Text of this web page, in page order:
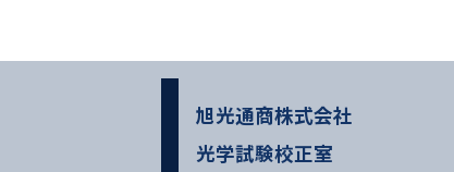
旭光通商株式会社
光学試験校正室